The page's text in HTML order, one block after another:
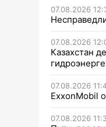
07.08.2026
07.08.2026
Казахстан
07.08.2026
ExxonMobil
07.08.2026